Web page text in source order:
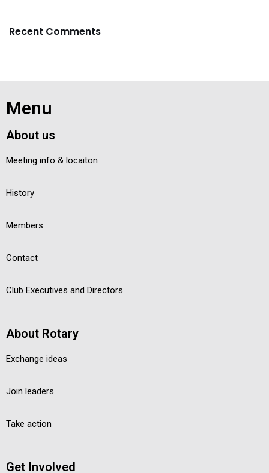
Recent Comments
Menu
About us
Meeting info & locaiton
History
Members
Contact
Club Executives and Directors
About Rotary
Exchange ideas
Join leaders
Take action
Get Involved